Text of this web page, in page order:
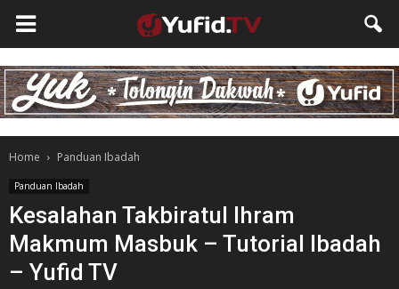
Home Panduan Ibadah
Panduan Ibadah
Kesalahan Takbiratul Ihram
Makmum Masbuk – Tutorial Ibadah
– Yufid TV